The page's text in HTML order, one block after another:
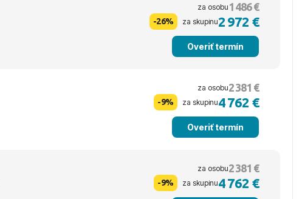
za osobu 1 486 €
-26% za skupinu2 972 €
Overiť termín
za osobu2 381 €
-9% za skupinu4 762 €
Overiť termín
za osobu2 381 €
-9% za skupinu4 762 €